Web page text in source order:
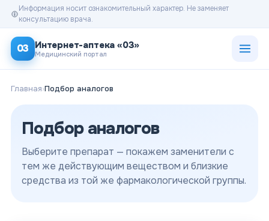
Информация носит ознакомительный характер. Не заменяет
консультацию врача.
03 Интернет-аптека «03»
Медицинский портал
Главная›Подбор аналогов
Подбор аналогов
Выберите препарат — покажем заменители с
тем же действующим веществом и близкие
средства из той же фармакологической группы.